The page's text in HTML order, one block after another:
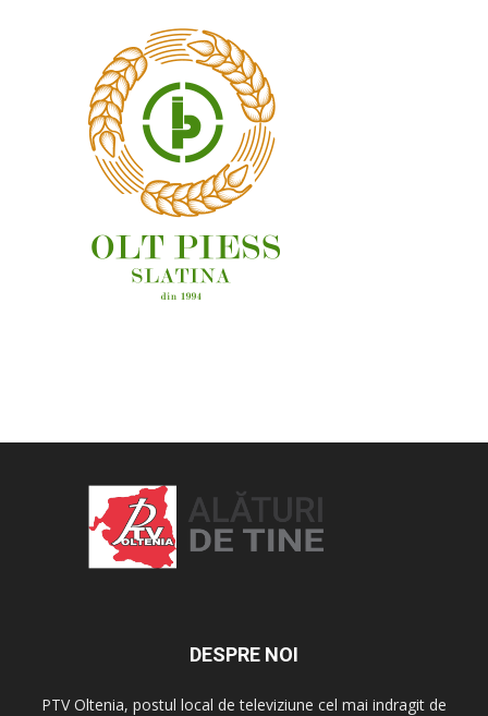
DESPRE NOI
PTV Oltenia, postul local de televiziune cel mai indragit de